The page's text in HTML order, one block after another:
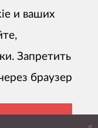
и ваших
Запретить
браузер